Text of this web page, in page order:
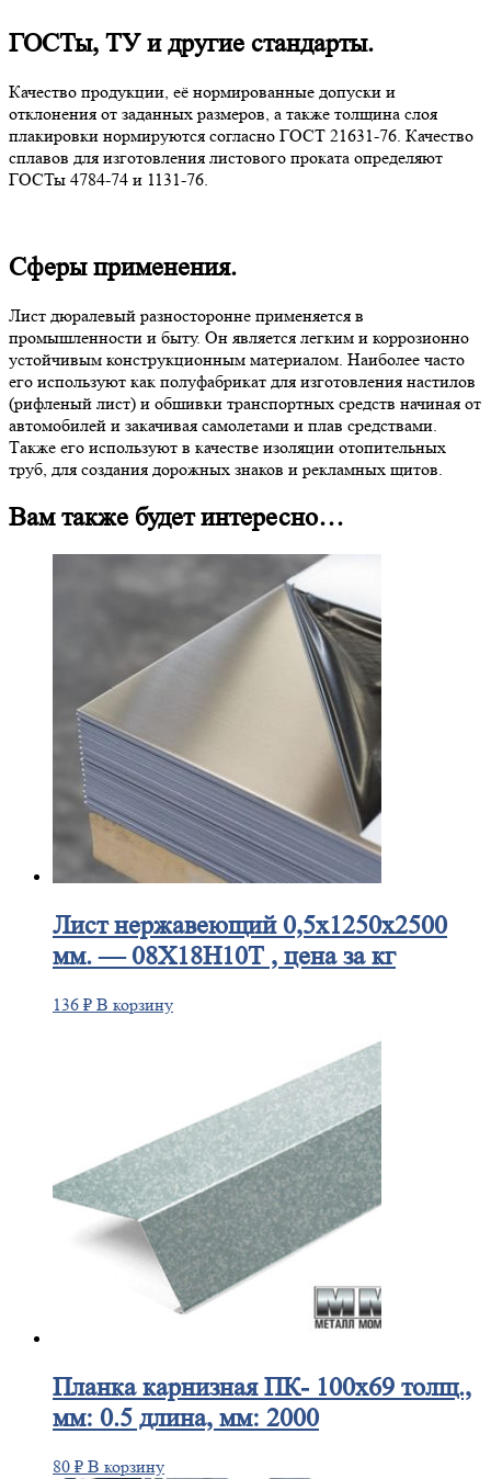
ГОСТы, ТУ и другие стандарты.
Качество продукции, её нормированные допуски и
отклонения от заданных размеров, а также толщина слоя
плакировки нормируются согласно ГОСТ 21631-76. Качество
сплавов для изготовления листового проката определяют
ГОСТы 4784-74 и 1131-76.
Сферы применения.
Лист дюралевый разносторонне применяется в
промышленности и быту. Он является легким и коррозионно
устойчивым конструкционным материалом. Наиболее часто
его используют как полуфабрикат для изготовления настилов
(рифленый лист) и обшивки транспортных средств начиная от
автомобилей и закачивая самолетами и плав средствами.
Также его используют в качестве изоляции отопительных
труб, для создания дорожных знаков и рекламных щитов.
Вам также будет интересно…
Листнержавеющий 0,5x1250x2500
мм. — 08Х18Н10Т , цена за кг
136 ₽ В корзину
Планкакарнизная ПК- 100х69 толщ.,
мм: 0.5 длина, мм: 2000
80 ₽ В корзину